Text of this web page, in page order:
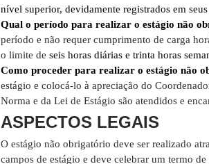
nível superior, devidamente registrados em
Qual o período para realizar o estágio não
período e não requer cumprimento de carga
o limite de seis horas diárias e trinta horas
Como proceder para realizar o estágio não
estágio e colocá-lo à apreciação do
Norma e da Lei de Estágio são atendidos e
ASPECTOS LEGAIS
O estágio não obrigatório deve ser realizado
campos de estágio e deve celebrar um termo